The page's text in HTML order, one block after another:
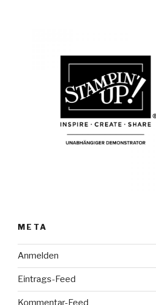
META
Anmelden
Eintrags-Feed
Kommentar-Feed